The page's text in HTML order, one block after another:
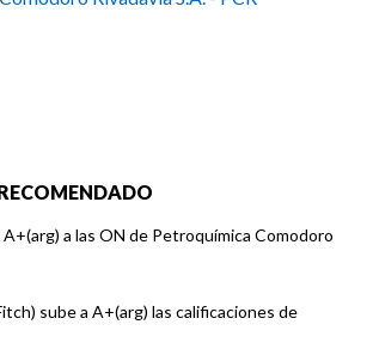
a las ON de Petroquímica Comodoro
sube a A+(arg) las calificaciones de